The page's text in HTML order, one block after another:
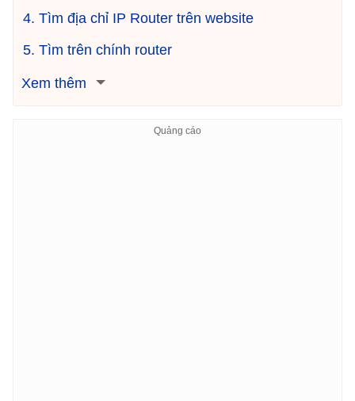
4. Tìm địa chỉ IP Router trên website
5. Tìm trên chính router
Xem thêm